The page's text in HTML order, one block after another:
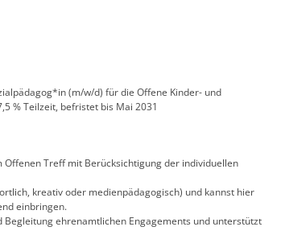
(m/w/d) für die Offene Kinder- und
% Teilzeit, befristet bis Mai 2031
Treff mit Berücksichtigung der individuellen
kreativ oder medienpädagogisch) und kannst hier
einbringen.
ehrenamtlichen Engagements und unterstützt